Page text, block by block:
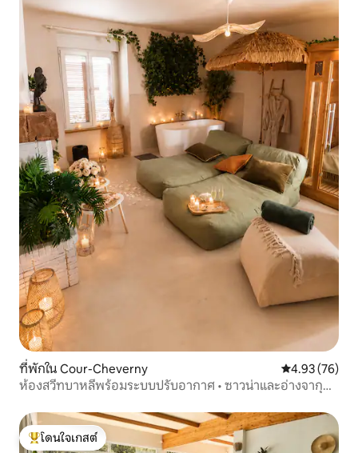
ที่พักใน Cour-Cheverny คะแนนเฉลี่ย
4.93 (76)
ห้องสวีทบาหลีพร้อมระบบปรับอากาศ • ซาวน่าและอ่างจากุซซี
โดนใจเกสต์ที่สุด
โดนใจเกสต์